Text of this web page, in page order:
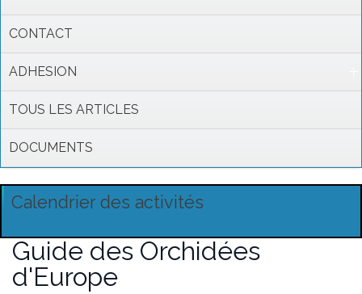
CONTACT
ADHESION
TOUS LES ARTICLES
DOCUMENTS
Calendrier des activités
Guide des Orchidées
d'Europe